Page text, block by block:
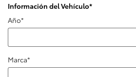
Información del Vehículo*
Año*
Marca*